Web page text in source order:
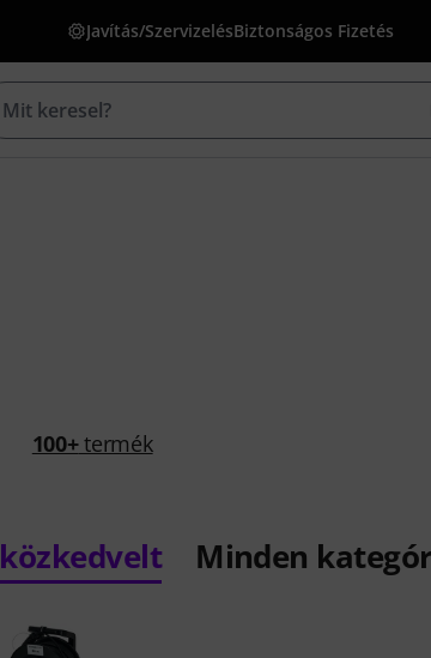
Javítás/SzervizelésBiztonságos Fizetés
100+termék
közkedvelt Minden